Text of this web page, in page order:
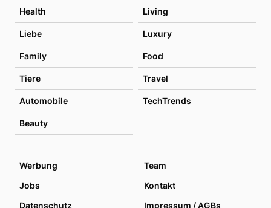
Health Living
Liebe Luxury
Family Food
Tiere Travel
Automobile TechTrends
Beauty
Werbung
Team
Jobs
Kontakt
Datenschutz
Impressum / AGBs